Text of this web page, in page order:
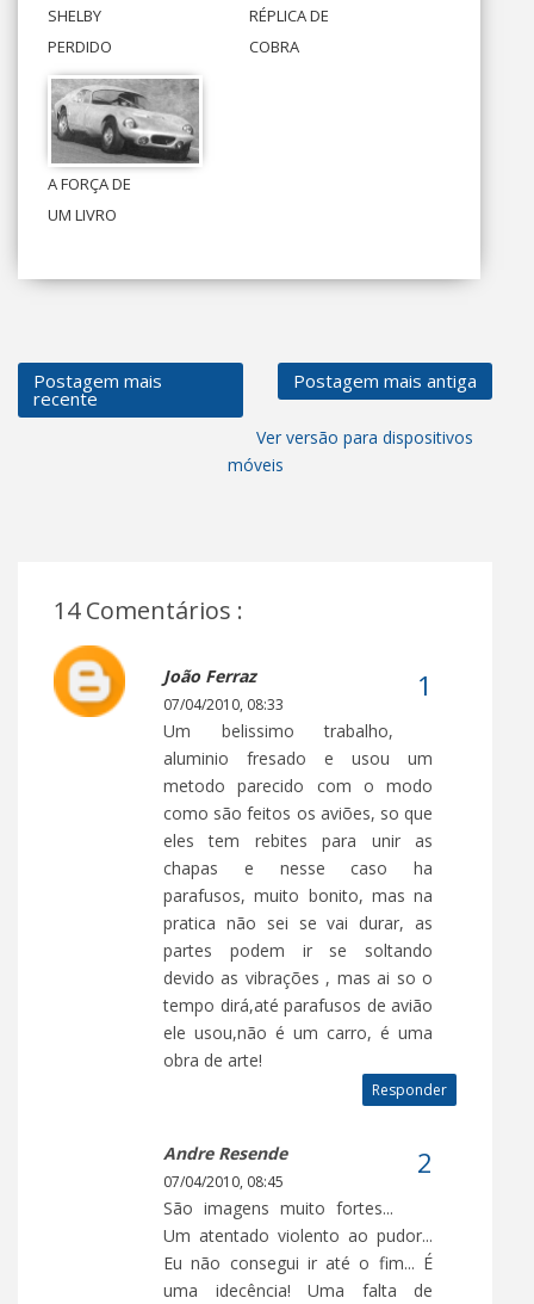
SHELBY
PERDIDO
RÉPLICA DE
COBRA
A FORÇA DE
UM LIVRO
Postagem mais
recente
Postagem mais antiga
Ver versão para dispositivos
móveis
14 Comentários :
João Ferraz
07/04/2010, 08:33
Um belissimo trabalho,
aluminio fresado e usou um
metodo parecido com o modo
como são feitos os aviões, so que
eles tem rebites para unir as
chapas e nesse caso ha
parafusos, muito bonito, mas na
pratica não sei se vai durar, as
partes podem ir se soltando
devido as vibrações , mas ai so o
tempo dirá,até parafusos de avião
ele usou,não é um carro, é uma
obra de arte!
Responder
Andre Resende
07/04/2010, 08:45
São imagens muito fortes...
Um atentado violento ao pudor...
Eu não consegui ir até o fim... É
uma idecência! Uma falta de